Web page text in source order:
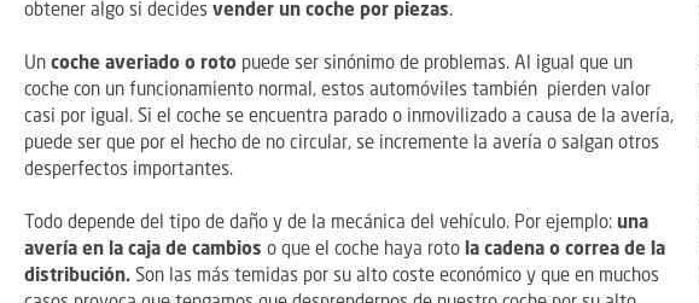
obtener algo si decides vender un coche por piezas.
Un coche averiado o roto puede ser sinónimo de problemas. Al igual que un
coche con un funcionamiento normal, estos automóviles también pierden valor
casi por igual. Si el coche se encuentra parado o inmovilizado a causa de la avería,
puede ser que por el hecho de no circular, se incremente la avería o salgan otros
desperfectos importantes.
Todo depende del tipo de daño y de la mecánica del vehículo. Por ejemplo: una
avería en la caja de cambios o que el coche haya roto la cadena o correa de la
distribución. Son las más temidas por su alto coste económico y que en muchos